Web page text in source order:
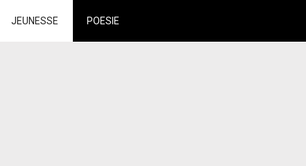
JEUNESSE POESIE